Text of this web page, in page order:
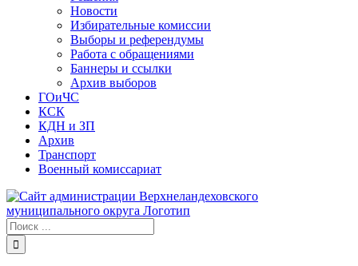
Новости
Избирательные комиссии
Выборы и референдумы
Работа с обращениями
Баннеры и ссылки
Архив выборов
ГОиЧС
КСК
КДН и ЗП
Архив
Транспорт
Военный комиссариат
Результат
поиска: